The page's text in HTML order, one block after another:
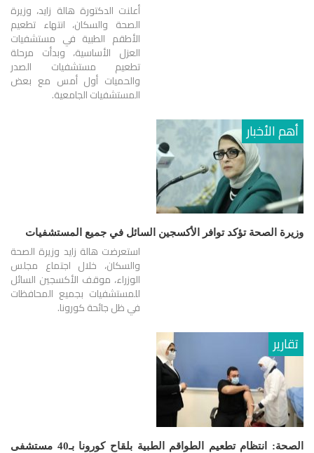
أعلنت الدكتورة هالة زايد، وزيرة
الصحة والسكان، انتهاء تطعيم
الأطقم الطبية في مستشفيات
العزل الأساسية، وبدأت مرحلة
تطعيم مستشفيات الصدر
والحميات أول أمس مع بعض
المستشفيات الجامعية.
أهم الأخبار
وزيرة الصحة تؤكد توافر الأكسجين السائل في جميع المستشفيات
استعرضت هالة زايد وزيرة الصحة
والسكان، خلال اجتماع مجلس
الوزراء، موقف الأكسجين السائل
للمستشفيات بجميع المحافظات
في ظل جائحة كورونا.
تقارير
الصحة: انتظام تطعيم الطواقم الطبية بلقاح كورونا بـ40 مستشفى